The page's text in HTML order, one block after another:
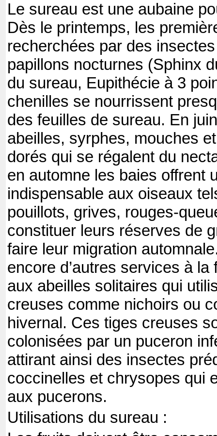
Le sureau est une aubaine
Dès le printemps, les
recherchées par des
papillons nocturnes (Sphinx
du sureau, Eupithécie à 3
chenilles se nourrissent
des feuilles de sureau. En
abeilles, syrphes, mouches
dorés qui se régalent du
en automne les baies offrent
indispensable aux oiseaux
pouillots, grives, rouges-
constituer leurs réserves de
faire leur migration
encore d’autres services à la
aux abeilles solitaires qui
creuses comme nichoirs ou
hivernal. Ces tiges creuses
colonisées par un puceron
attirant ainsi des insectes
coccinelles et chrysopes qui
aux pucerons.
Utilisations du sureau :